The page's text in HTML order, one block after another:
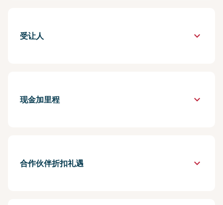
受让人 keyboard_arrow_down
现金加里程 keyboard_arrow_down
合作伙伴折扣礼遇 keyboard_arrow_down